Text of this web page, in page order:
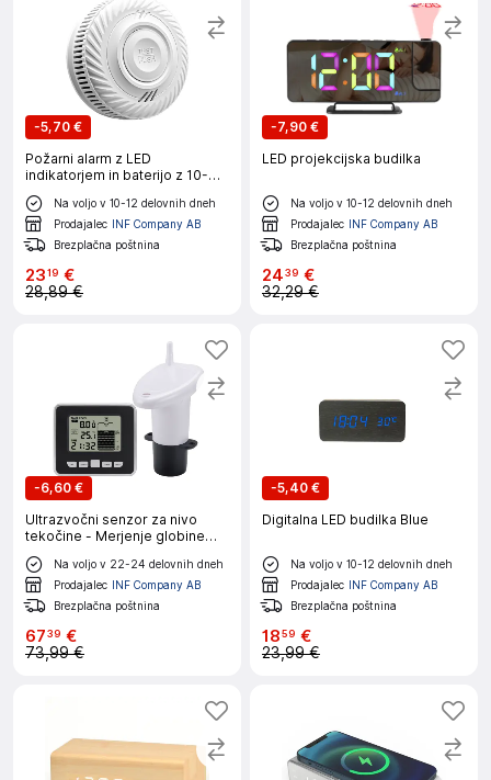
-5,70 €
Požarni alarm z LED
indikatorjem in baterijo z 10-
letno življenjsko dobo White
Na voljo v 10-12 delovnih dneh
Prodajalec INF Company AB
Brezplačna poštnina
2319 €
28,89 €
-7,90 €
LED projekcijska budilka
Na voljo v 10-12 delovnih dneh
Prodajalec INF Company AB
Brezplačna poštnina
2439 €
32,29 €
-6,60 €
Ultrazvočni senzor za nivo
tekočine - Merjenje globine
tekočine
Na voljo v 22-24 delovnih dneh
Prodajalec INF Company AB
Brezplačna poštnina
6739 €
73,99 €
-5,40 €
Digitalna LED budilka Blue
Na voljo v 10-12 delovnih dneh
Prodajalec INF Company AB
Brezplačna poštnina
1859 €
23,99 €